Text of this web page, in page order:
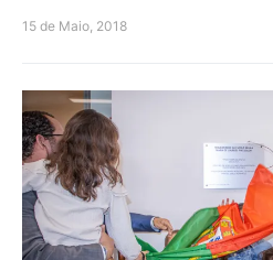
15 de Maio, 2018